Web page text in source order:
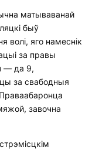
матываванай
быў
волі, яго намеснік
за правы
— да 9,
за свабодныя
завочна